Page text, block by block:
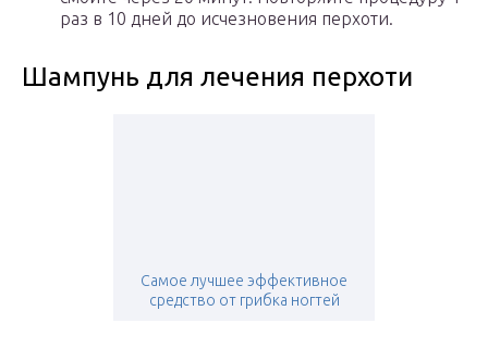
раз в 10 дней до исчезновения перхоти.
Шампунь для лечения перхоти
Самое лучшее эффективное
средство от грибка ногтей